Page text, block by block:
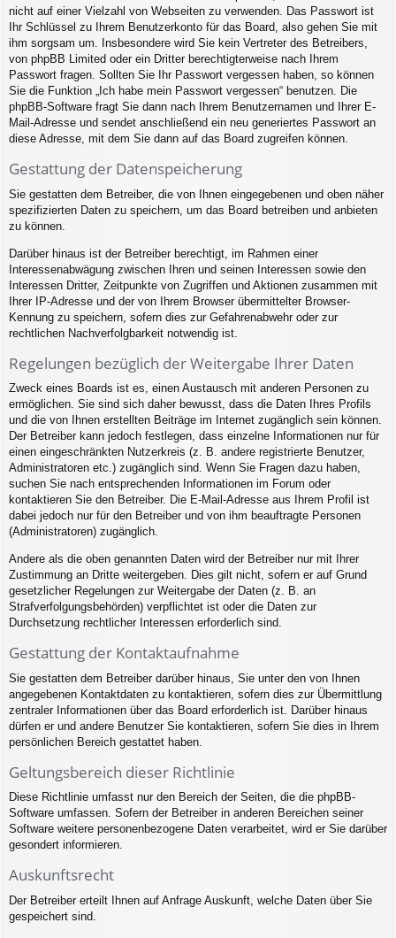
nicht auf einer Vielzahl von Webseiten zu verwenden. Das Passwort ist
Ihr Schlüssel zu Ihrem Benutzerkonto für das Board, also gehen Sie mit
ihm sorgsam um. Insbesondere wird Sie kein Vertreter des Betreibers,
von phpBB Limited oder ein Dritter berechtigterweise nach Ihrem
Passwort fragen. Sollten Sie Ihr Passwort vergessen haben, so können
Sie die Funktion „Ich habe mein Passwort vergessen“ benutzen. Die
phpBB-Software fragt Sie dann nach Ihrem Benutzernamen und Ihrer E-
Mail-Adresse und sendet anschließend ein neu generiertes Passwort an
diese Adresse, mit dem Sie dann auf das Board zugreifen können.
Gestattung der Datenspeicherung
Sie gestatten dem Betreiber, die von Ihnen eingegebenen und oben näher
spezifizierten Daten zu speichern, um das Board betreiben und anbieten
zu können.
Darüber hinaus ist der Betreiber berechtigt, im Rahmen einer
Interessenabwägung zwischen Ihren und seinen Interessen sowie den
Interessen Dritter, Zeitpunkte von Zugriffen und Aktionen zusammen mit
Ihrer IP-Adresse und der von Ihrem Browser übermittelter Browser-
Kennung zu speichern, sofern dies zur Gefahrenabwehr oder zur
rechtlichen Nachverfolgbarkeit notwendig ist.
Regelungen bezüglich der Weitergabe Ihrer Daten
Zweck eines Boards ist es, einen Austausch mit anderen Personen zu
ermöglichen. Sie sind sich daher bewusst, dass die Daten Ihres Profils
und die von Ihnen erstellten Beiträge im Internet zugänglich sein können.
Der Betreiber kann jedoch festlegen, dass einzelne Informationen nur für
einen eingeschränkten Nutzerkreis (z. B. andere registrierte Benutzer,
Administratoren etc.) zugänglich sind. Wenn Sie Fragen dazu haben,
suchen Sie nach entsprechenden Informationen im Forum oder
kontaktieren Sie den Betreiber. Die E-Mail-Adresse aus Ihrem Profil ist
dabei jedoch nur für den Betreiber und von ihm beauftragte Personen
(Administratoren) zugänglich.
Andere als die oben genannten Daten wird der Betreiber nur mit Ihrer
Zustimmung an Dritte weitergeben. Dies gilt nicht, sofern er auf Grund
gesetzlicher Regelungen zur Weitergabe der Daten (z. B. an
Strafverfolgungsbehörden) verpflichtet ist oder die Daten zur
Durchsetzung rechtlicher Interessen erforderlich sind.
Gestattung der Kontaktaufnahme
Sie gestatten dem Betreiber darüber hinaus, Sie unter den von Ihnen
angegebenen Kontaktdaten zu kontaktieren, sofern dies zur Übermittlung
zentraler Informationen über das Board erforderlich ist. Darüber hinaus
dürfen er und andere Benutzer Sie kontaktieren, sofern Sie dies in Ihrem
persönlichen Bereich gestattet haben.
Geltungsbereich dieser Richtlinie
Diese Richtlinie umfasst nur den Bereich der Seiten, die die phpBB-
Software umfassen. Sofern der Betreiber in anderen Bereichen seiner
Software weitere personenbezogene Daten verarbeitet, wird er Sie darüber
gesondert informieren.
Auskunftsrecht
Der Betreiber erteilt Ihnen auf Anfrage Auskunft, welche Daten über Sie
gespeichert sind.